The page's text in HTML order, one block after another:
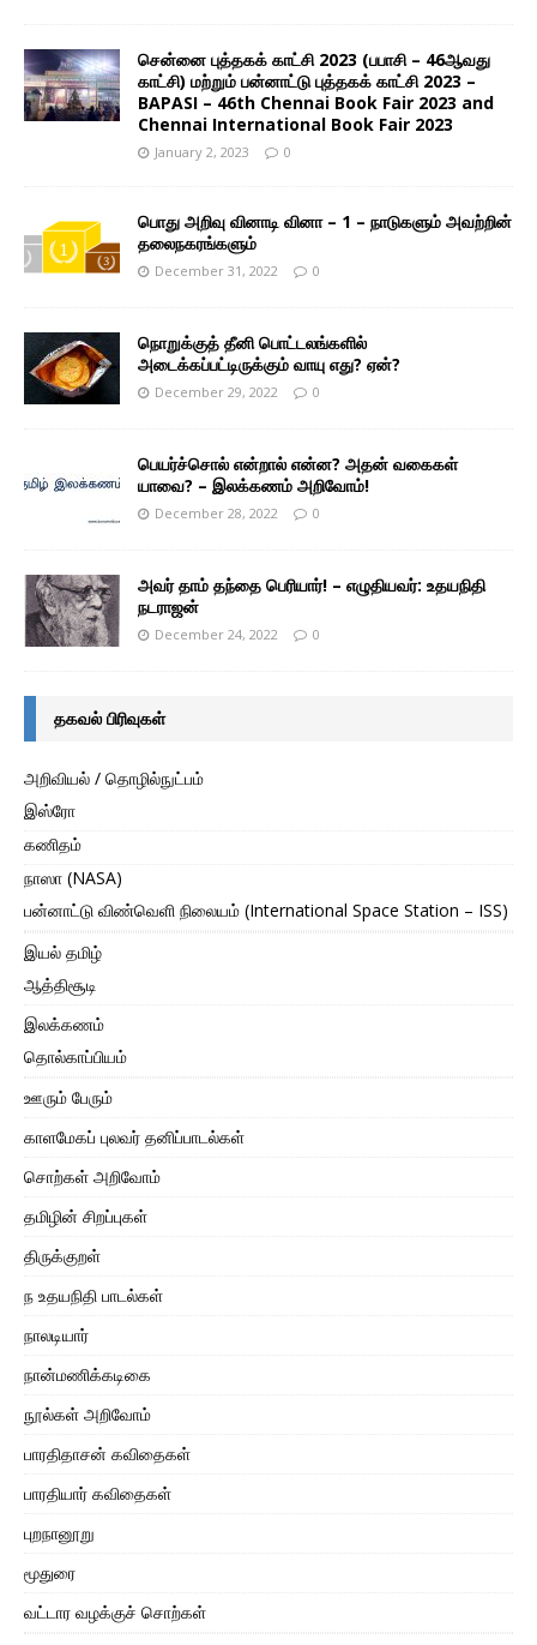
சென்னை புத்தகக் காட்சி 2023 (பபாசி – 46ஆவது
காட்சி) மற்றும் பன்னாட்டு புத்தகக் காட்சி 2023 –
BAPASI – 46th Chennai Book Fair 2023 and
Chennai International Book Fair 2023
January 2, 2023 0
பொது அறிவு வினாடி வினா – 1 – நாடுகளும் அவற்றின்
தலைநகரங்களும்
December 31, 2022 0
நொறுக்குத் தீனி பொட்டலங்களில்
அடைக்கப்பட்டிருக்கும் வாயு எது? ஏன்?
December 29, 2022 0
பெயர்ச்சொல் என்றால் என்ன? அதன் வகைகள்
யாவை? – இலக்கணம் அறிவோம்!
December 28, 2022 0
அவர் தாம் தந்தை பெரியார்! – எழுதியவர்: உதயநிதி
நடராஜன்
December 24, 2022 0
தகவல் பிரிவுகள்
அறிவியல் / தொழில்நுட்பம்
இஸ்ரோ
கணிதம்
நாஸா (NASA)
பன்னாட்டு விண்வெளி நிலையம் (International Space Station – ISS)
இயல் தமிழ்
ஆத்திசூடி
இலக்கணம்
தொல்காப்பியம்
ஊரும் பேரும்
காளமேகப் புலவர் தனிப்பாடல்கள்
சொற்கள் அறிவோம்
தமிழின் சிறப்புகள்
திருக்குறள்
ந உதயநிதி பாடல்கள்
நாலடியார்
நான்மணிக்கடிகை
நூல்கள் அறிவோம்
பாரதிதாசன் கவிதைகள்
பாரதியார் கவிதைகள்
புறநானூறு
மூதுரை
வட்டார வழக்குச் சொற்கள்